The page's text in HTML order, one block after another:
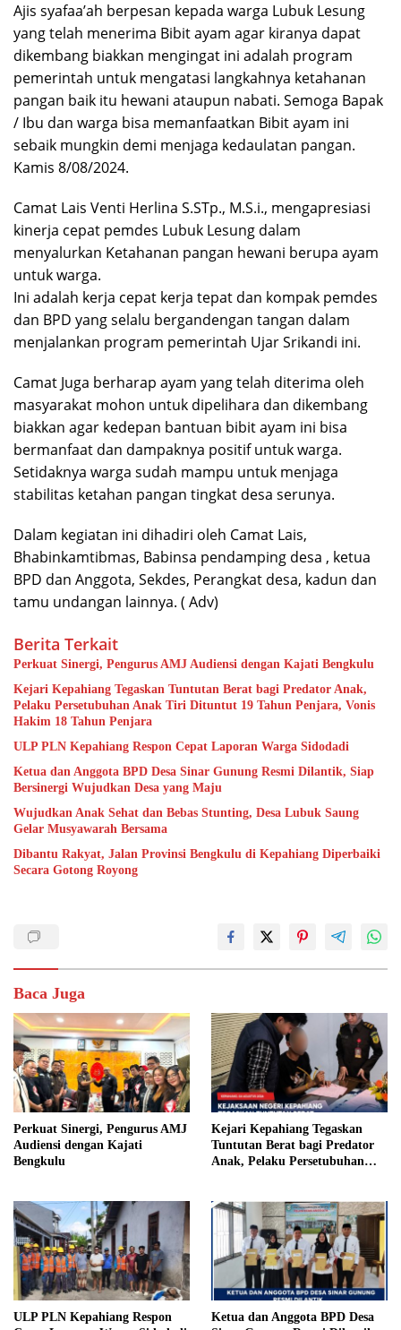
Ajis syafaa’ah berpesan kepada warga Lubuk Lesung
yang telah menerima Bibit ayam agar kiranya dapat
dikembang biakkan mengingat ini adalah program
pemerintah untuk mengatasi langkahnya ketahanan
pangan baik itu hewani ataupun nabati. Semoga Bapak
/ Ibu dan warga bisa memanfaatkan Bibit ayam ini
sebaik mungkin demi menjaga kedaulatan pangan.
Kamis 8/08/2024.
Camat Lais Venti Herlina S.STp., M.S.i., mengapresiasi
kinerja cepat pemdes Lubuk Lesung dalam
menyalurkan Ketahanan pangan hewani berupa ayam
untuk warga.
Ini adalah kerja cepat kerja tepat dan kompak pemdes
dan BPD yang selalu bergandengan tangan dalam
menjalankan program pemerintah Ujar Srikandi ini.
Camat Juga berharap ayam yang telah diterima oleh
masyarakat mohon untuk dipelihara dan dikembang
biakkan agar kedepan bantuan bibit ayam ini bisa
bermanfaat dan dampaknya positif untuk warga.
Setidaknya warga sudah mampu untuk menjaga
stabilitas ketahan pangan tingkat desa serunya.
Dalam kegiatan ini dihadiri oleh Camat Lais,
Bhabinkamtibmas, Babinsa pendamping desa , ketua
BPD dan Anggota, Sekdes, Perangkat desa, kadun dan
tamu undangan lainnya. ( Adv)
Berita Terkait
Perkuat Sinergi, Pengurus AMJ Audiensi dengan Kajati Bengkulu
Kejari Kepahiang Tegaskan Tuntutan Berat bagi Predator Anak,
Pelaku Persetubuhan Anak Tiri Dituntut 19 Tahun Penjara, Vonis
Hakim 18 Tahun Penjara
ULP PLN Kepahiang Respon Cepat Laporan Warga Sidodadi
Ketua dan Anggota BPD Desa Sinar Gunung Resmi Dilantik, Siap
Bersinergi Wujudkan Desa yang Maju
Wujudkan Anak Sehat dan Bebas Stunting, Desa Lubuk Saung
Gelar Musyawarah Bersama
Dibantu Rakyat, Jalan Provinsi Bengkulu di Kepahiang Diperbaiki
Secara Gotong Royong
Baca Juga
Perkuat Sinergi, Pengurus AMJ
Audiensi dengan Kajati
Bengkulu
Kejari Kepahiang Tegaskan
Tuntutan Berat bagi Predator
Anak, Pelaku Persetubuhan
Penjara
ULP PLN Kepahiang Respon
Ketua dan Anggota BPD Desa